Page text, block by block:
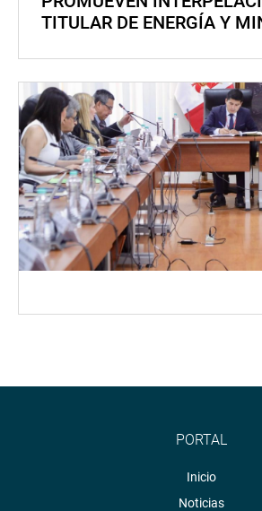
TITULAR DE ENERGÍA Y
PORTAL
Inicio
Noticias